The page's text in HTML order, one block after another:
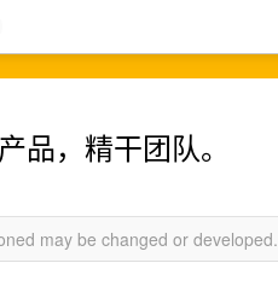
品，精干团队。
may be changed or developed.